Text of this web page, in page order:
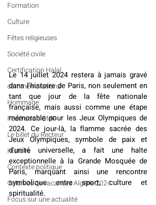
Formation
Culture
Fêtes religieuses
Société civile
Certification Halal
commémorations
Hommage
Fédération GMP
Le billet du Recteur
Histoire
Contexte politique
Colonies de vacances Algérie 2024
​​Focus sur une actualité
Le 14 juillet 2024 restera à jamais gravé
dans l'histoire de Paris, non seulement en
tant que jour de la fête nationale
française, mais aussi comme une étape
mémorable pour les Jeux Olympiques de
2024. Ce jour-là, la flamme sacrée des
Jeux Olympiques, symbole de paix et
d'unité universelle, a fait une halte
exceptionnelle à la Grande Mosquée de
Paris, marquant ainsi une rencontre
symbolique entre sport, culture et
spiritualité.